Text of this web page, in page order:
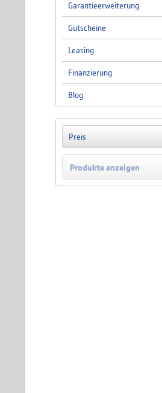
Garantieerweiterung
Gutscheine
Leasing
Finanzierung
Blog
Preis
bis
Produkte anzeigen